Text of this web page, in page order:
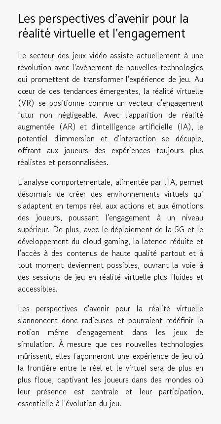
Les perspectives d'avenir pour la
réalité virtuelle et l'engagement
Le secteur des jeux vidéo assiste actuellement à une
révolution avec l'avènement de nouvelles technologies
qui promettent de transformer l'expérience de jeu. Au
cœur de ces tendances émergentes, la réalité virtuelle
(VR) se positionne comme un vecteur d'engagement
futur non négligeable. Avec l'apparition de réalité
augmentée (AR) et d'intelligence artificielle (IA), le
potentiel d'immersion et d'interaction se décuple,
offrant aux joueurs des expériences toujours plus
réalistes et personnalisées.
L'analyse comportementale, alimentée par l'IA, permet
désormais de créer des environnements virtuels qui
s'adaptent en temps réel aux actions et aux émotions
des joueurs, poussant l'engagement à un niveau
supérieur. De plus, avec le déploiement de la 5G et le
développement du cloud gaming, la latence réduite et
l'accès à des contenus de haute qualité partout et à
tout moment deviennent possibles, ouvrant la voie à
des sessions de jeu en réalité virtuelle plus fluides et
accessibles.
Les perspectives d'avenir pour la réalité virtuelle
s'annoncent donc radieuses et pourraient redéfinir la
notion même d'engagement dans les jeux de
simulation. À mesure que ces nouvelles technologies
mûrissent, elles façonneront une expérience de jeu où
la frontière entre le réel et le virtuel sera de plus en
plus floue, captivant les joueurs dans des mondes où
leur présence est centrale et leur participation,
essentielle à l'évolution du jeu.